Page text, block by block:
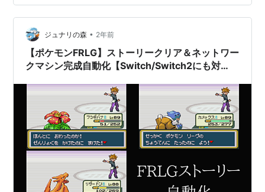
HD60S（中古で約7,000円） 7. NX Macro Co…
ジュナリの森 • 2年前
【ポケモンFRLG】ストーリークリア＆ネットワー
クマシン完成自動化【Switch/Switch2にも対